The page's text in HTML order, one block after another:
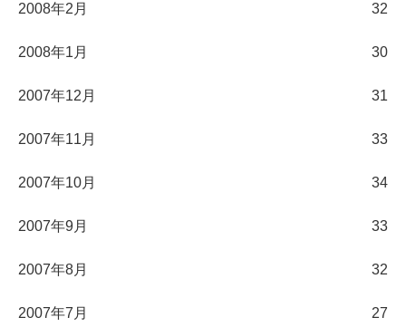
2008年2月 32
2008年1月 30
2007年12月 31
2007年11月 33
2007年10月 34
2007年9月 33
2007年8月 32
2007年7月 27